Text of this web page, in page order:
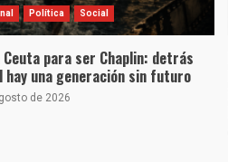
Política Social
Ceuta para ser Chaplin: detrás
hay una generación sin futuro
de 2026